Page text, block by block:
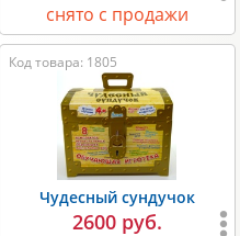
снято с продажи
Код товара: 1805
Чудесный сундучок
2600 руб.